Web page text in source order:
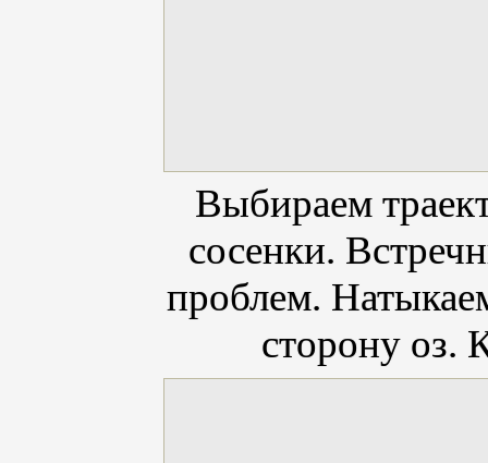
Выбираем
сосенки.
проблем.
сторону оз.